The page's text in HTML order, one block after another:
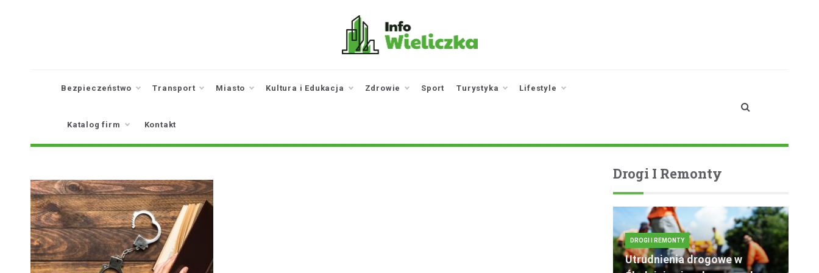
Bezpieczeństwo Transport Miasto Kultura i Edukacja Zdrowie Sport Turystyka Lifestyle
Katalog firm Kontakt
Drogi I Remonty
DROGI I REMONTY
Utrudnienia drogowe w